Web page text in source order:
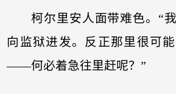
柯尔里安人面带难色。“
向监狱进发。反正那里很可
——何必着急往里赶呢？”